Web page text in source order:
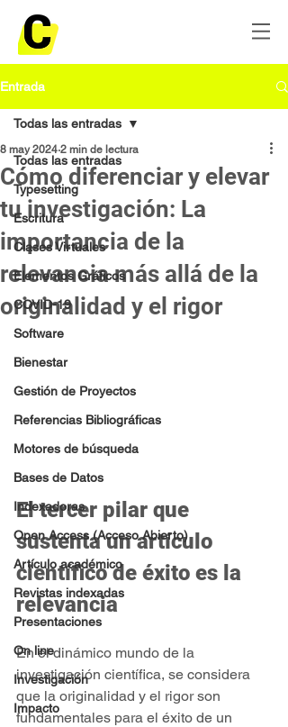
Entrada
Todas las entradas
Typesetting
Escritura
Clases Virtuales
Elementos Gráficos
COVID-19
Software
Bienestar
Gestión de Proyectos
Referencias Bibliográficas
Motores de búsqueda
Bases de Datos
Indexadoras
Open Access (Acceso Abierto)
Artículo académico
Revistas indexadas
Presentaciones
On line
Investigación
Impacto
Todas las entradas
Cómo diferenciar y elevar
tu investigación: La
importancia de la
relevancia más allá de la
originalidad y el rigor
8 may 2024 2 min de lectura
El tercer pilar que
sustenta un artículo
científico de éxito es la
relevancia
En el dinámico mundo de la
investigación científica, se considera
que la originalidad y el rigor son
fundamentales para el éxito de un